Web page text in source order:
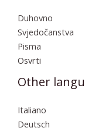
Duhovno
Svjedočanstva
Pisma
Osvrti
Other
Italiano
Deutsch